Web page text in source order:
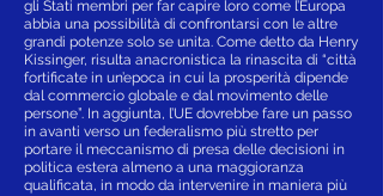
gli Stati membri per far capire loro come l’Europa
abbia una possibilità di confrontarsi con le altre
grandi potenze solo se unita. Come detto da Henry
Kissinger, risulta anacronistica la rinascita di “città
fortificate in un’epoca in cui la prosperità dipende
dal commercio globale e dal movimento delle
persone”. In aggiunta, l’UE dovrebbe fare un passo
in avanti verso un federalismo più stretto per
portare il meccanismo di presa delle decisioni in
politica estera almeno a una maggioranza
qualificata, in modo da intervenire in maniera più